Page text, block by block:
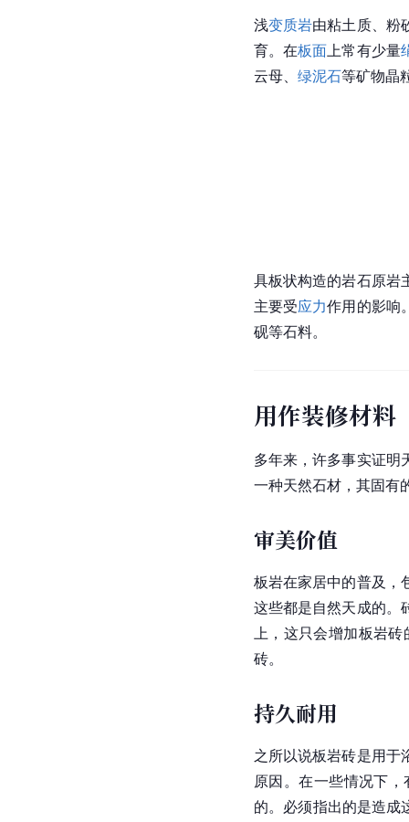
浅变质岩由粘土质、粉
育。在板面 上常有少量
云母、 绿泥石等矿物晶
具板状构造的岩石原岩
主要受应力作用的影响
砚等石料。
用作装修材料
多年来，许多事实证明
一种天然石材，其固有
审美价值
板岩在家居中的普及，
这些都是自然天成的。
上，这只会增加板岩
砖。
持久耐用
之所以说板岩砖是用于
原因。在一些情况下
的。必须指出的是造成